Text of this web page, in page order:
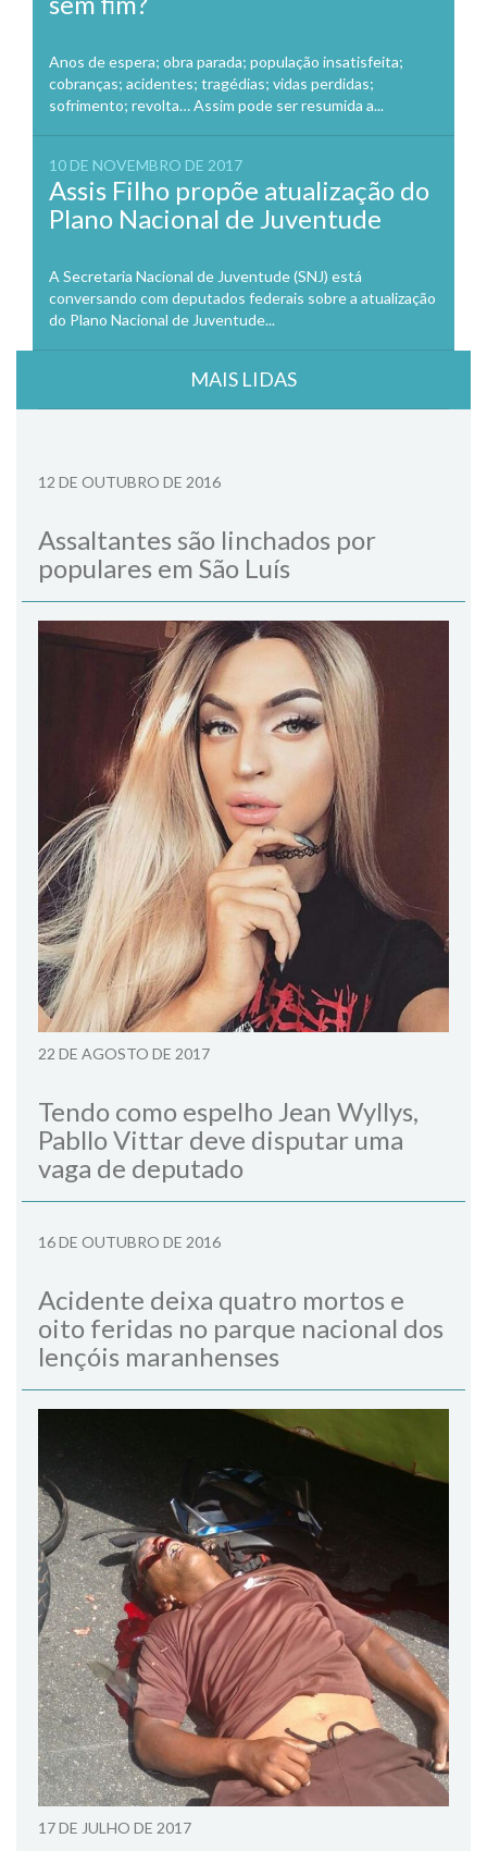
Anos de espera; obra parada; população insatisfeita;
cobranças; acidentes; tragédias; vidas perdidas;
sofrimento; revolta… Assim pode ser resumida a...
10 DE NOVEMBRO DE 2017
Assis Filho propõe atualização do
Plano Nacional de Juventude
A Secretaria Nacional de Juventude (SNJ) está
conversando com deputados federais sobre a atualização
do Plano Nacional de Juventude...
MAIS LIDAS
12 DE OUTUBRO DE 2016
Assaltantes são linchados por
populares em São Luís
22 DE AGOSTO DE 2017
Tendo como espelho Jean Wyllys,
Pabllo Vittar deve disputar uma
vaga de deputado
16 DE OUTUBRO DE 2016
Acidente deixa quatro mortos e
oito feridas no parque nacional dos
lençóis maranhenses
17 DE JULHO DE 2017